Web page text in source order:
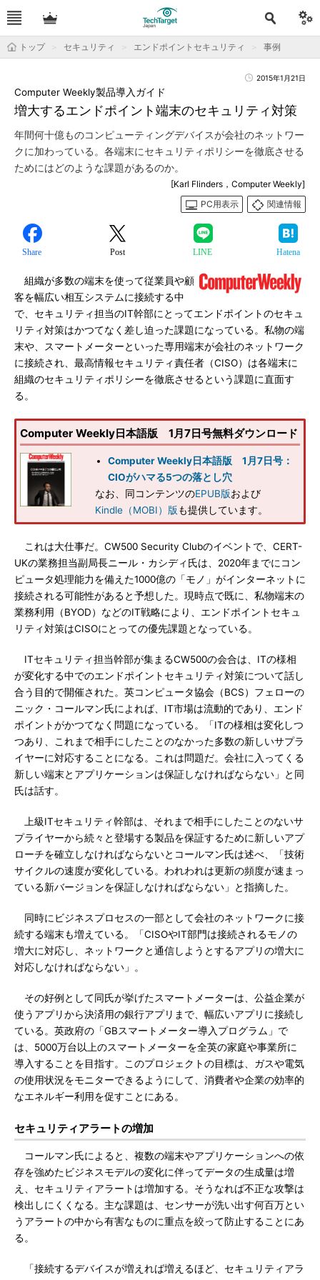
トップ セキュリティ エンドポイントセキュリティ 事例
2015年1月21日
増大するエンドポイント端末のセキュリティ対策
Computer Weekly製品導入ガイド
年間何十億ものコンピューティングデバイスが会社のネットワー
クに加わっている。各端末にセキュリティポリシーを徹底させる
ためにはどのような課題があるのか。
[Karl Flinders，Computer Weekly]
PC用表示
関連情報
Share Post LINE Hatena
組織が多数の端末を使って従業員や顧
客を幅広い相互システムに接続する中
で、セキュリティ担当のIT幹部にとってエンドポイントのセキュ
リティ対策はかつてなく差し迫った課題になっている。私物の端
末や、スマートメーターといった専用端末が会社のネットワーク
に接続され、最高情報セキュリティ責任者（CISO）は各端末に
組織のセキュリティポリシーを徹底させるという課題に直面す
る。
Computer Weekly日本語版 1月7日号無料ダウンロード
Computer Weekly日本語版 1月7日号：
CIOがハマる5つの落とし穴
なお、同コンテンツのEPUB版および
Kindle（MOBI）版も提供しています。
これは大仕事だ。CW500 Security Clubのイベントで、CERT-
UKの業務担当副局長ニール・カシディ氏は、2020年までにコン
ピュータ処理能力を備えた1000億の「モノ」がインターネットに
接続される可能性があると予想した。現時点で既に、私物端末の
業務利用（BYOD）などのIT戦略により、エンドポイントセキュ
リティ対策はCISOにとっての優先課題となっている。
ITセキュリティ担当幹部が集まるCW500の会合は、ITの様相
が変化する中でのエンドポイントセキュリティ対策について話し
合う目的で開催された。英コンピュータ協会（BCS）フェローの
ニック・コールマン氏によれば、IT市場は流動的であり、エンド
ポイントがかつてなく問題になっている。「ITの様相は変化しつ
つあり、これまで相手にしたことのなかった多数の新しいサプラ
イヤーに対応することになる。これは問題だ。会社に入ってくる
新しい端末とアプリケーションは保証しなければならない」と同
氏は話す。
上級ITセキュリティ幹部は、それまで相手にしたことのないサ
プライヤーから続々と登場する製品を保証するために新しいアプ
ローチを確立しなければならないとコールマン氏は述べ、「技術
サイクルの速度が変化している。われわれは更新の頻度が速まっ
ている新バージョンを保証しなければならない」と指摘した。
同時にビジネスプロセスの一部として会社のネットワークに接
続する端末も増えている。「CISOやIT部門は接続されるモノの
増大に対応し、ネットワークと通信しようとするアプリの増大に
対応しなければならない」。
その好例として同氏が挙げたスマートメーターは、公益企業が
使うアプリから決済用の銀行アプリまで、幅広いアプリに接続し
ている。英政府の「GBスマートメーター導入プログラム」で
は、5000万台以上のスマートメーターを全英の家庭や事業所に
導入することを目指す。このプロジェクトの目標は、ガスや電気
の使用状況をモニターできるようにして、消費者や企業の効率的
なエネルギー利用を促すことにある。
セキュリティアラートの増加
コールマン氏によると、複数の端末やアプリケーションへの依
存を強めたビジネスモデルの変化に伴ってデータの生成量は増
え、セキュリティアラートは増加する。そうなれば不正な攻撃は
検出しにくくなる。主な課題は、センサーが洗い出す何百万とい
うアラートの中から有害なものに重点を絞って防止することにあ
る。
「接続するデバイスが増えれば増えるほど、セキュリティアラ